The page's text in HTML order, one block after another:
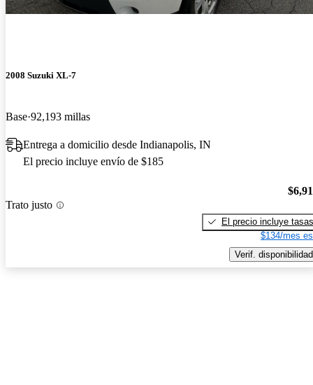
2008 Suzuki XL-7
Base 92,193 millas
Entrega a domicilio desde Indianapolis, IN
El precio incluye envío de $185
Trato justo
El precio incluye tasas
$134/mes
Verif. disponibilidad